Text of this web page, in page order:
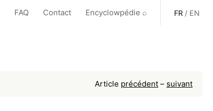
FAQ Contact Encyclowpédie ⌕ FR / EN
Article précédent – suivant